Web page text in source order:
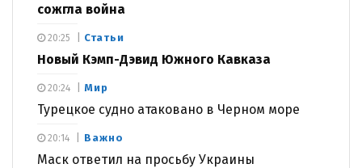
сожгла война
Статьи
Новый Кэмп-Дэвид Южного Кавказа
20:25
Мир
Турецкое судно атаковано в Черном море
20:24
Важно
Маск ответил на просьбу Украины
20:14